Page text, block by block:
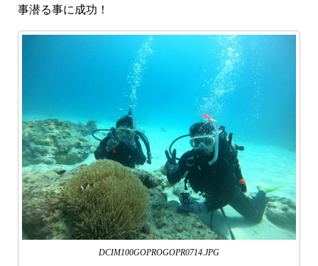
事潜る事に成功！
DCIM100GOPROGOPR0714.JPG